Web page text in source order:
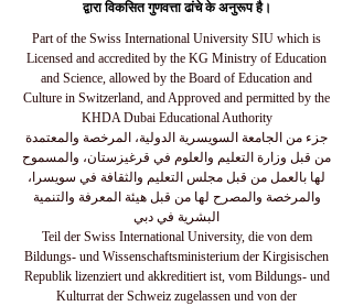
द्वारा विकसित गुणवत्ता ढांचे के अनुरूप है।
Part of the Swiss International University SIU which is
Licensed and accredited by the KG Ministry of Education
and Science, allowed by the Board of Education and
Culture in Switzerland, and Approved and permitted by the
KHDA Dubai Educational Authority
جزء من الجامعة السويسرية الدولية، المرخصة والمعتمدة
من قبل وزارة التعليم والعلوم في قرغيزستان، والمسموح
لها بالعمل من قبل مجلس التعليم والثقافة في سويسرا،
والمرخصة والمصرح لها من قبل هيئة المعرفة والتنمية
البشرية في دبي
Teil der Swiss International University, die von dem
Bildungs- und Wissenschaftsministerium der Kirgisischen
Republik lizenziert und akkreditiert ist, vom Bildungs- und
Kulturrat der Schweiz zugelassen und von der